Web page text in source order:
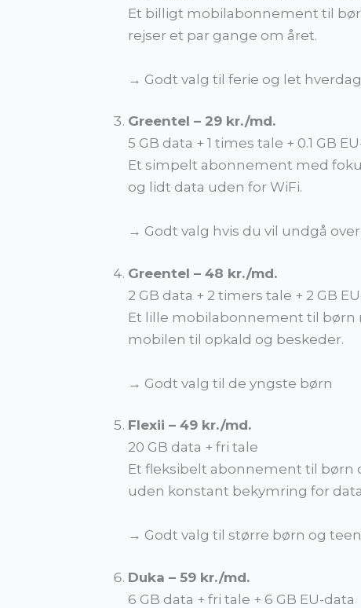
Et billigt mobilabonnement til
rejser et par gange om året.
→ Godt valg til ferie og let
Greentel – 29 kr./md.
5 GB data + 1 times tale + 0.1 GB
Et simpelt abonnement med
og lidt data uden for WiFi.
→ Godt valg hvis du vil undgå
Greentel – 48 kr./md.
2 GB data + 2 timers tale + 2 GB
Et lille mobilabonnement til
mobilen til opkald og beskeder.
→ Godt valg til de yngste børn
Flexii – 49 kr./md.
20 GB data + fri tale
Et fleksibelt abonnement til børn
uden konstant bekymring for
→ Godt valg til større børn og
Duka – 59 kr./md.
6 GB data + fri tale + 6 GB EU-data